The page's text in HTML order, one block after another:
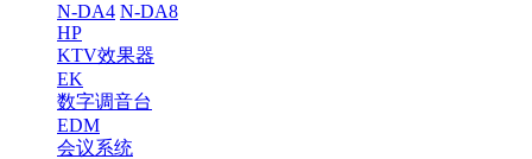
N-DA4 N-DA8
HP
KTV效果器
EK
数字调音台
EDM
会议系统